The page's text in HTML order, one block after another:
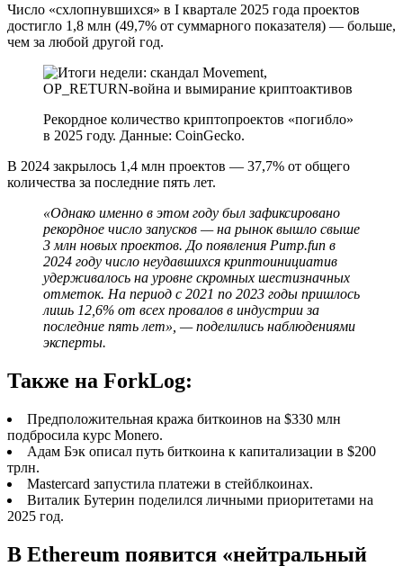
Число «схлопнувшихся» в I квартале 2025 года проектов
достигло 1,8 млн (49,7% от суммарного показателя) — больше,
чем за любой другой год.
Рекордное количество криптопроектов «погибло»
в 2025 году. Данные: CoinGecko.
В 2024 закрылось 1,4 млн проектов — 37,7% от общего
количества за последние пять лет.
«Однако именно в этом году был зафиксировано
рекордное число запусков — на рынок вышло свыше
3 млн новых проектов. До появления Pump.fun в
2024 году число неудавшихся криптоинициатив
удерживалось на уровне скромных шестизначных
отметок. На период с 2021 по 2023 годы пришлось
лишь 12,6% от всех провалов в индустрии за
последние пять лет», — поделились наблюдениями
эксперты.
Также на ForkLog:
Предположительная кража биткоинов на $330 млн
подбросила курс Monero.
Адам Бэк описал путь биткоина к капитализации в $200
трлн.
Mastercard запустила платежи в стейблкоинах.
Виталик Бутерин поделился личными приоритетами на
2025 год.
В Ethereum появится «нейтральный